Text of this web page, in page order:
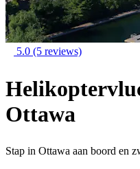
5.0 (5 reviews)
Ottawa
Stap in Ottawa aan boord en